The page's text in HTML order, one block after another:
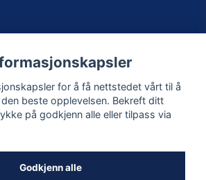
for å få nettstedet vårt til å
beste opplevelsen. Bekreft ditt
på godkjenn alle eller tilpass via
Godkjenn alle